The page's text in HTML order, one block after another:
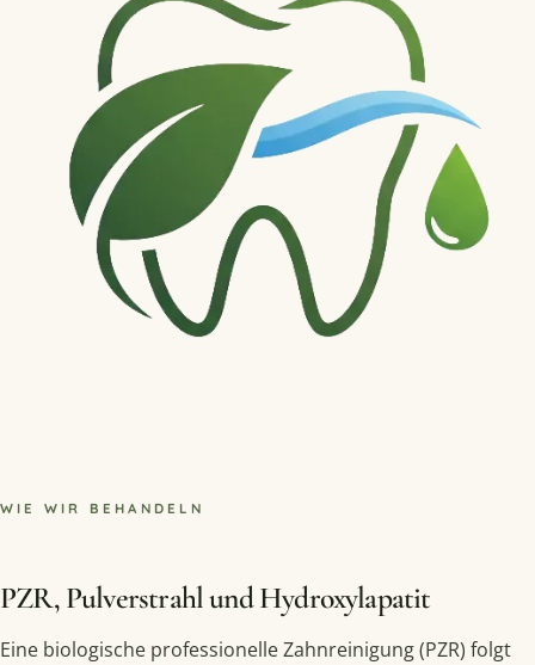
WIE WIR BEHANDELN
PZR, Pulverstrahl und Hydroxylapatit
Eine biologische professionelle Zahnreinigung (PZR) folgt